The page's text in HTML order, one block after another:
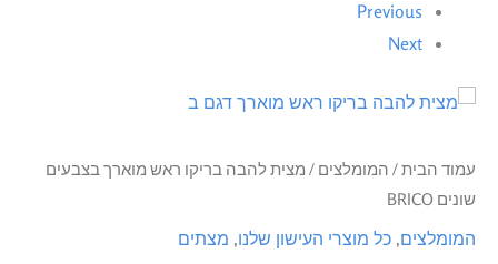
Previous
Next
עמוד הבית/ המומלצים / מצית להבה בריקו ראש מוארך בצבעים
שונים BRICO
המומלצים, כל מוצרי העישון שלנו, מצתים
בצבעים